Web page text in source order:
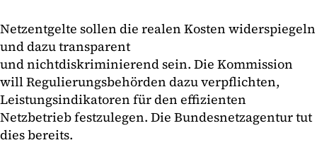
Netzentgelte sollen die realen Kosten widerspiegeln
und dazu transparent
und nichtdiskriminierend sein. Die Kommission
will Regulierungsbehörden dazu verpflichten,
Leistungsindikatoren für den effizienten
Netzbetrieb festzulegen. Die Bundesnetzagentur tut
dies bereits.